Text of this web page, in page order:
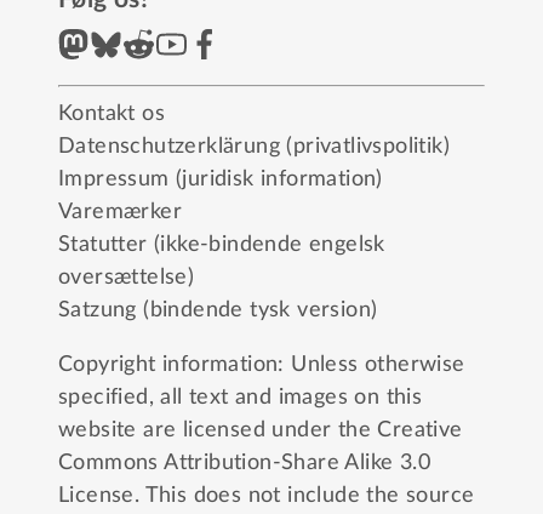
Kontakt os
Datenschutzerklärung (privatlivspolitik)
Impressum (juridisk information)
Varemærker
Statutter (ikke-bindende engelsk
oversættelse)
Satzung (bindende tysk version)
Copyright information: Unless otherwise
specified, all text and images on this
website are licensed under the Creative
Commons Attribution-Share Alike 3.0
License. This does not include the source